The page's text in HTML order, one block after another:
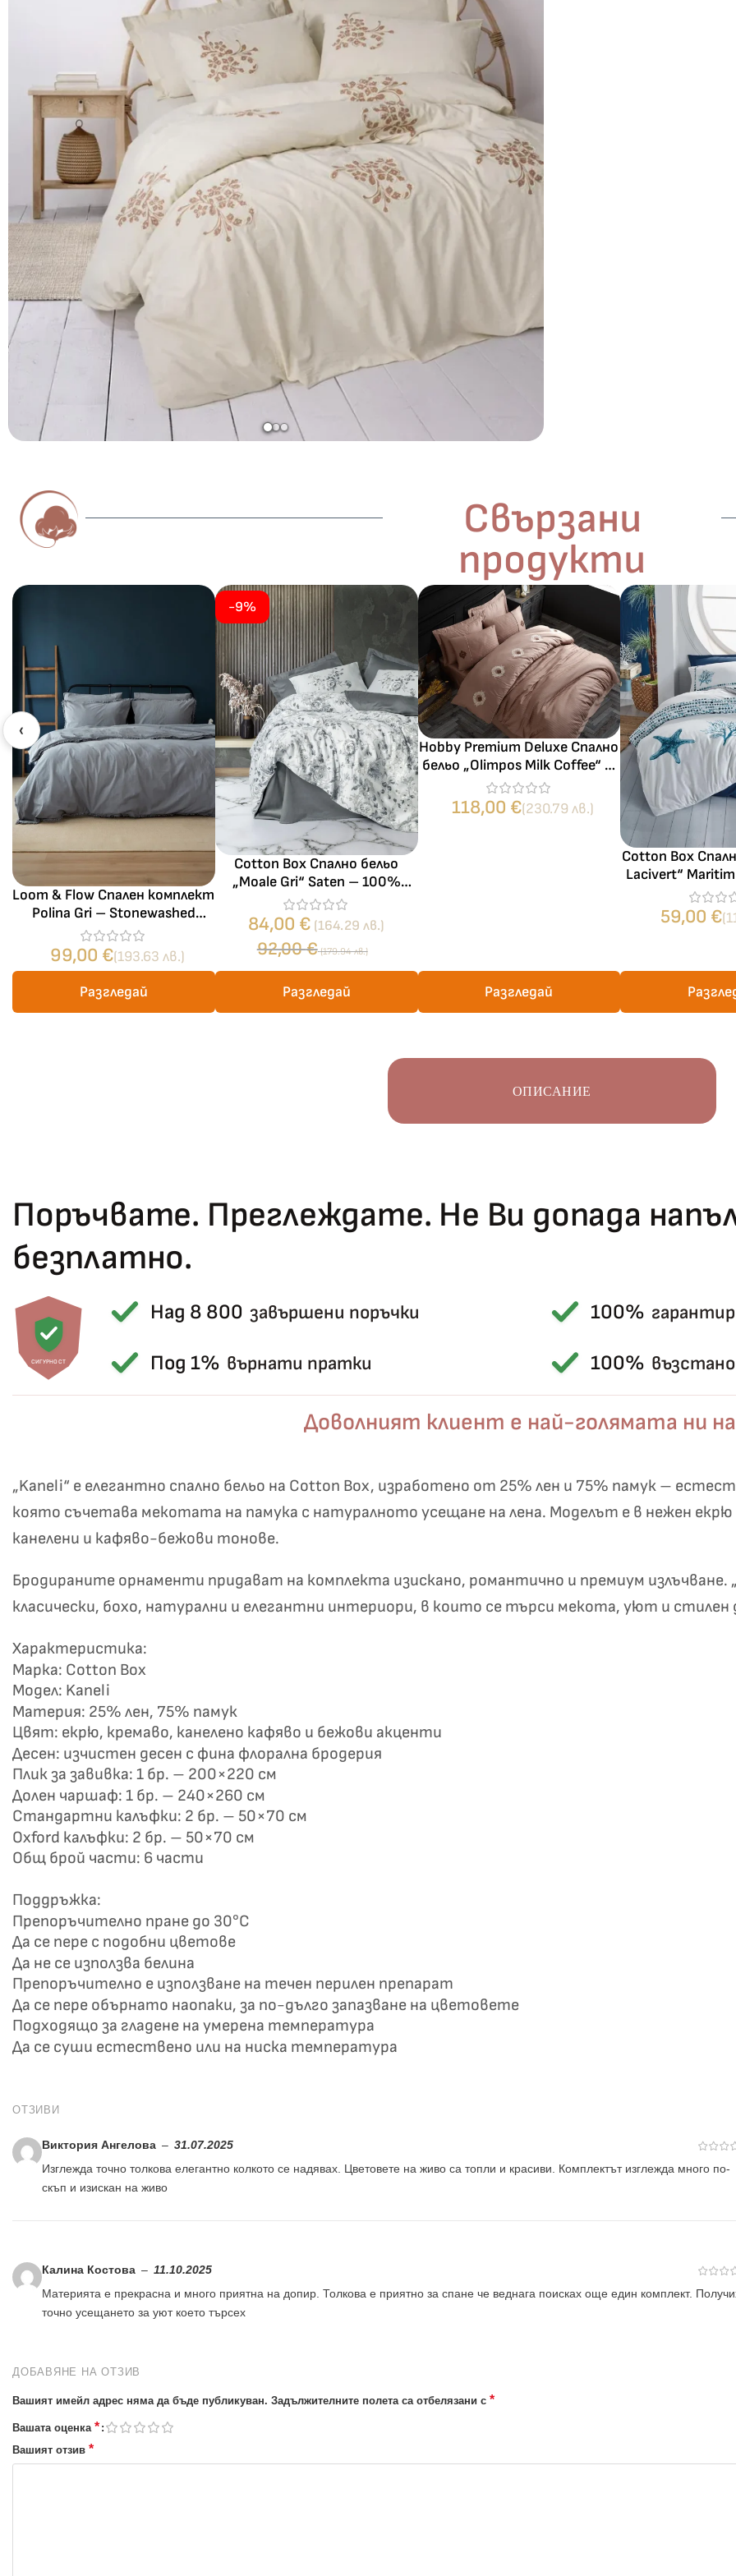
Свързани
продукти
‹
Loom & Flow Спален комплект
Polina Gri – Stonewashed
органичен памук, 6 части за
спалня
99,00 €(193.63 лв.)
Разгледай
-9%
Cotton Box Спално бельо
„Moale Gri“ Saten – 100%
памук сатен – 6 части – за
спалня
92,00€ (179.94 лв.)
84,00 € (164.29 лв.)
Разгледай
Hobby Premium Deluxe Спално
бельо „Olimpos Milk Coffee“ –
100% памук сатен – Страйп
сатен – 6 части – за спалня
118,00 €(230.79 лв.)
Разгледай
Cotton Box
Lacivert“
100% памук –
59,00 €
ОПИСАНИЕ
Поръчвате. Преглеждате. Не Ви допада
безплатно.
СИГУРНОСТ
Над 8 800 завършени поръчки
Под 1% върнати пратки
100%
100%
Доволният клиент е най-голямата ни
„Kaneli“ е елегантно спално бельо на Cotton Box, изработено от 25% лен и 75% памук –
която съчетава мекотата на памука с натуралното усещане на лена. Моделът е в нежен
канелени и кафяво-бежови тонове.
Бродираните орнаменти придават на комплекта изискано, романтично и премиум излъчване.
класически, бохо, натурални и елегантни интериори, в които се търси мекота, уют и
Характеристика:
Марка: Cotton Box
Модел: Kaneli
Материя: 25% лен, 75% памук
Цвят: екрю, кремаво, канелено кафяво и бежови акценти
Десен: изчистен десен с фина флорална бродерия
Плик за завивка: 1 бр. – 200×220 см
Долен чаршаф: 1 бр. – 240×260 см
Стандартни калъфки: 2 бр. – 50×70 см
Oxford калъфки: 2 бр. – 50×70 см
Общ брой части: 6 части
Поддръжка:
Препоръчително пране до 30°C
Да се пере с подобни цветове
Да не се използва белина
Препоръчително е използване на течен перилен препарат
Да се пере обърнато наопаки, за по-дълго запазване на цветовете
Подходящо за гладене на умерена температура
Да се суши естествено или на ниска температура
ОТЗИВИ
Виктория Ангелова – 31.07.2025
Изглежда точно толкова елегантно колкото се надявах. Цветовете на живо са топли и красиви. Комплектът изглежда много по-
скъп и изискан на живо
Калина Костова – 11.10.2025
Материята е прекрасна и много приятна на допир. Толкова е приятно за спане че веднага поисках още един комплект.
точно усещането за уют което търсех
ДОБАВЯНЕ НА ОТЗИВ
Вашият имейл адрес няма да бъде публикуван. Задължителните полета са отбелязани с *
Вашата оценка *
Вашият отзив *
✦
✦
19,00 €0 €